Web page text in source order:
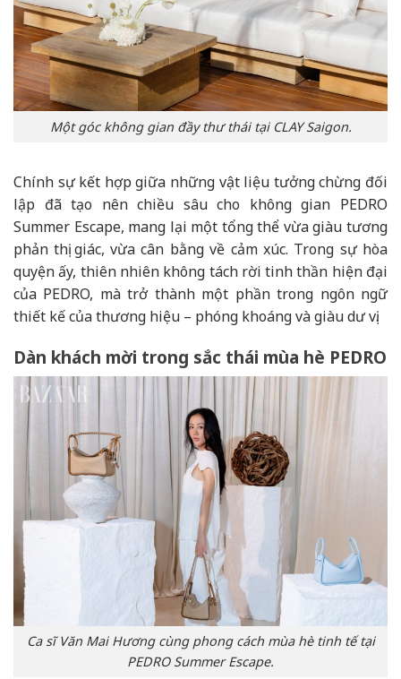
Một góc không gian đầy thư thái tại CLAY Saigon.
Chính sự kết hợp giữa những vật liệu tưởng chừng đối
lập đã tạo nên chiều sâu cho không gian PEDRO
Summer Escape, mang lại một tổng thể vừa giàu tương
phản thị giác, vừa cân bằng về cảm xúc. Trong sự hòa
quyện ấy, thiên nhiên không tách rời tinh thần hiện đại
của PEDRO, mà trở thành một phần trong ngôn ngữ
thiết kế của thương hiệu – phóng khoáng và giàu dư vị.
Dàn khách mời trong sắc thái mùa hè PEDRO
Ca sĩ Văn Mai Hương cùng phong cách mùa hè tinh tế tại
PEDRO Summer Escape.